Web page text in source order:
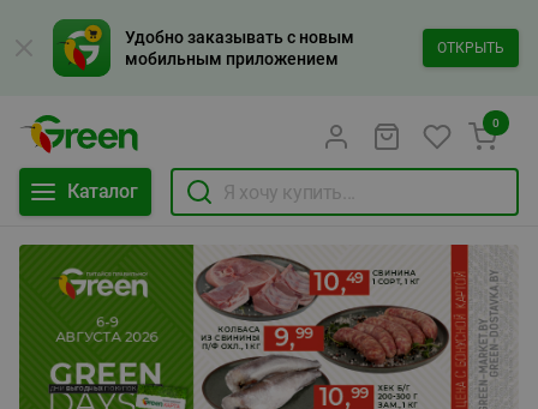
Удобно заказывать с новым
мобильным приложением
ОТКРЫТЬ
Каталог
0